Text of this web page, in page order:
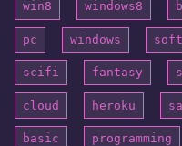
win8 windows8
pc windows
scifi fantasy
cloud heroku
basic programming